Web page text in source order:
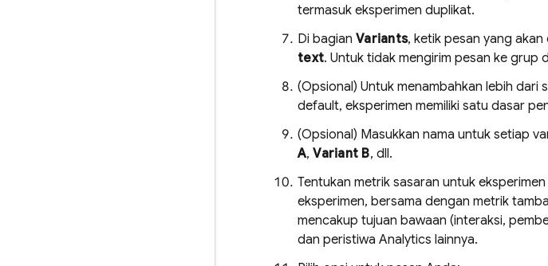
termasuk eksperimen duplikat.
Di bagian Variants, ketik pesan yang
text. Untuk tidak mengirim pesan ke grup
(Opsional) Untuk menambahkan lebih
default, eksperimen memiliki satu dasar
(Opsional) Masukkan nama untuk setiap
A,Variant B, dll.
Tentukan metrik sasaran untuk
eksperimen, bersama dengan metrik
mencakup tujuan bawaan (interaksi,
dan peristiwa Analytics lainnya.